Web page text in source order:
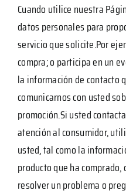
Cuando utilice nuestra
datos personales para
servicio que solicite.Por
compra; o participa en un
la información de contacto
comunicarnos con usted
promoción.Si usted
atención al consumidor,
usted, tal como la
producto que ha
resolver un problema o